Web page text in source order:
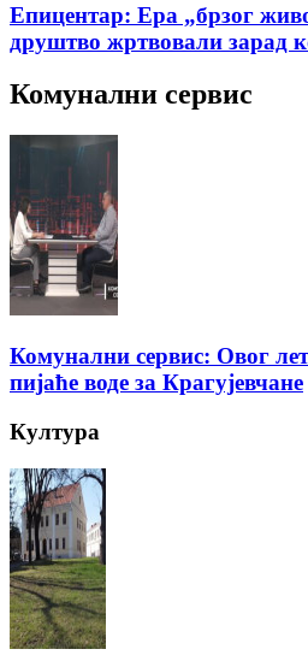
Епицентар: Ера „брзог
друштво жртвовали зарад
Комунални сервис
Комунални сервис: Овог
пијаће воде за Крагујевчане
Култура